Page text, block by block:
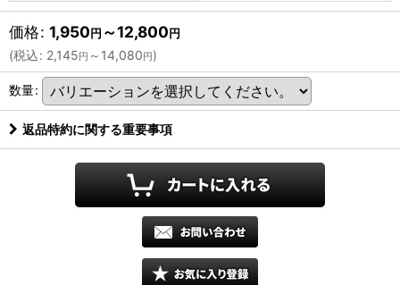
価格: 1,950円 ～12,800円
(税込: 2,145円 ～14,080円)
数量:
返品特約に関する重要事項